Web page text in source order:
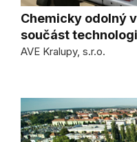
Chemicky odolný
součást
AVE Kralupy, s.r.o.